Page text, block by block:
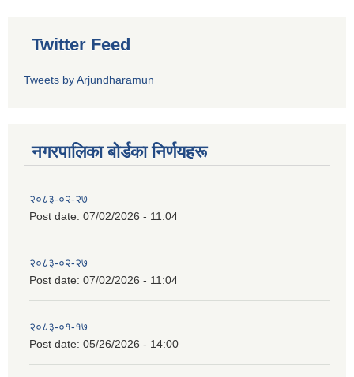
Twitter Feed
Tweets by Arjundharamun
नगरपालिका बाेर्डका निर्णयहरू
२०८३-०२-२७
Post date: 07/02/2026 - 11:04
२०८३-०२-२७
Post date: 07/02/2026 - 11:04
२०८३-०१-१७
Post date: 05/26/2026 - 14:00